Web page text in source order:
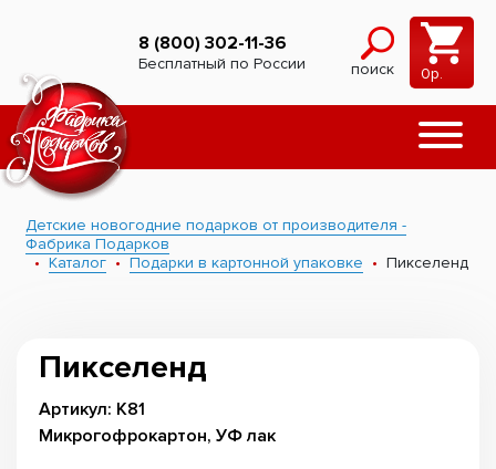
8 (800) 302-11-36
Бесплатный по России поиск 0р.
Детские новогодние подарков от производителя -
Фабрика Подарков
Каталог
Подарки в картонной упаковке Пикселенд
Пикселенд
Артикул: К81
Микрогофрокартон, УФ лак